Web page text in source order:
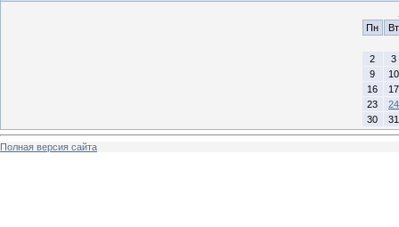
Пн
Вт
2
3
9
10
16
17
23
24
30
31
Полная версия сайта